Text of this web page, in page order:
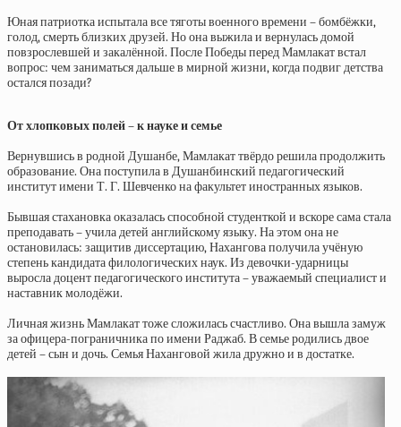
Юная патриотка испытала все тяготы военного времени – бомбёжки,
голод, смерть близких друзей. Но она выжила и вернулась домой
повзрослевшей и закалённой. После Победы перед Мамлакат встал
вопрос: чем заниматься дальше в мирной жизни, когда подвиг детства
остался позади?
От хлопковых полей – к науке и семье
Вернувшись в родной Душанбе, Мамлакат твёрдо решила продолжить
образование. Она поступила в Душанбинский педагогический
институт имени Т. Г. Шевченко на факультет иностранных языков.
Бывшая стахановка оказалась способной студенткой и вскоре сама стала
преподавать – учила детей английскому языку. На этом она не
остановилась: защитив диссертацию, Нахангова получила учёную
степень кандидата филологических наук. Из девочки-ударницы
выросла доцент педагогического института – уважаемый специалист и
наставник молодёжи.
Личная жизнь Мамлакат тоже сложилась счастливо. Она вышла замуж
за офицера-пограничника по имени Раджаб. В семье родились двое
детей – сын и дочь. Семья Наханговой жила дружно и в достатке.